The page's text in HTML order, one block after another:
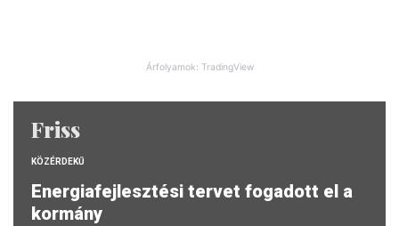
Árfolyamok: TradingView
Friss
KÖZÉRDEKŰ
Energiafejlesztési tervet fogadott el a
kormány